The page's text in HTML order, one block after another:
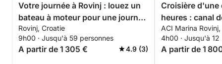
Votre journée à Rovinj : louez un
bateau à moteur pour une journée
complète de découverte.
Rovinj, Croatie
9h00 · Jusqu'à 59 personnes
A partir de 1 305 € 4.9 (3)
Croisière d'une
heures : canal
Crveni Otok et
boissons et
ACI Marina
4h00 · Jusqu'à 12
A partir de 1